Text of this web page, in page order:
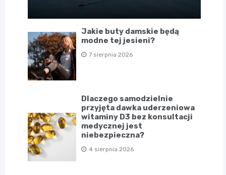
Jakie buty damskie będą
modne tej jesieni?
7 sierpnia 2026
Dlaczego samodzielnie
przyjęta dawka uderzeniowa
witaminy D3 bez konsultacji
medycznej jest
niebezpieczna?
4 sierpnia 2026